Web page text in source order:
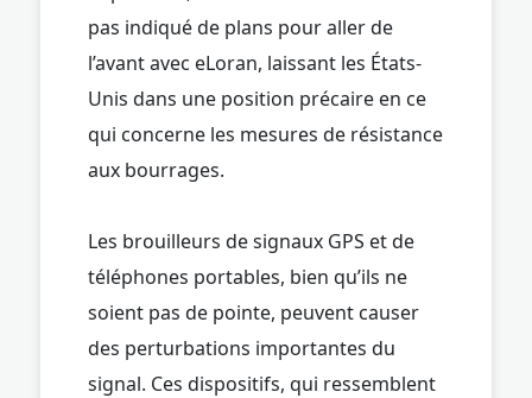
pas indiqué de plans pour aller de
l’avant avec eLoran, laissant les États-
Unis dans une position précaire en ce
qui concerne les mesures de résistance
aux bourrages.
Les brouilleurs de signaux GPS et de
téléphones portables, bien qu’ils ne
soient pas de pointe, peuvent causer
des perturbations importantes du
signal. Ces dispositifs, qui ressemblent